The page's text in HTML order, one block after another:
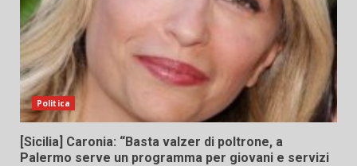
Politica
[Sicilia] Caronia: “Basta valzer di poltrone, a
Palermo serve un programma per giovani e servizi